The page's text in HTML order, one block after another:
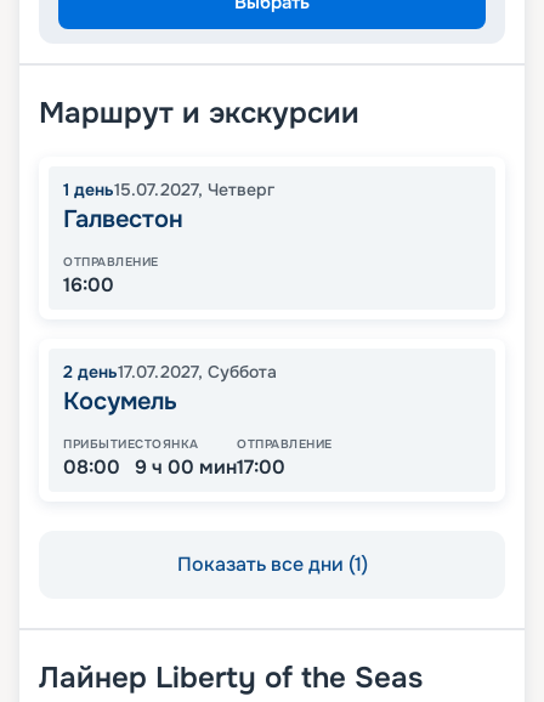
Маршрут и экскурсии
1 день15.07.2027, Четверг
Галвестон
ОТПРАВЛЕНИЕ
16:00
2 день17.07.2027, Суббота
Косумель
ПРИБЫТИЕ
08:00
СТОЯНКА
9 ч 00 мин
ОТПРАВЛЕНИЕ
17:00
Показать все дни (1)
Лайнер Liberty of the Seas